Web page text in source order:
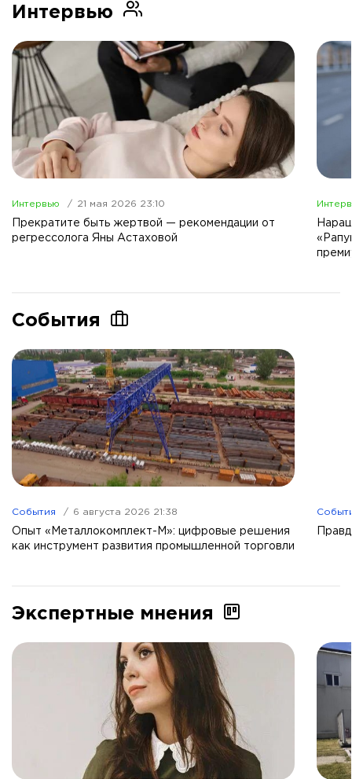
Интервью
Интервью 21 мая 2026 23:10
Прекратите быть жертвой — рекомендации от
регрессолога Яны Астаховой
События
События 6 августа 2026 21:38
Опыт «Металлокомплект-М»: цифровые решения
как инструмент развития промышленной торговли
Экспертные мнения